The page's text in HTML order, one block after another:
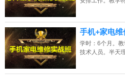
手机+家电维
学时：6个月。
技术人员。半天